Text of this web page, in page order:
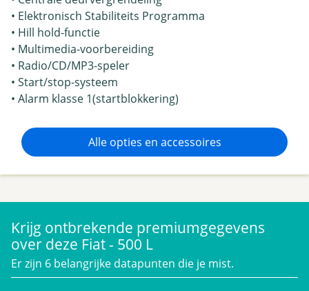
• Elektronisch Stabiliteits Programma
• Hill hold-functie
• Multimedia-voorbereiding
• Radio/CD/MP3-speler
• Start/stop-systeem
• Alarm klasse 1(startblokkering)
Alle opties en accessoires
Krijg ontbrekende premiumgegevens
over deze Fiat - 500 L
Er zijn 6 belangrijke datapunten die je mist.